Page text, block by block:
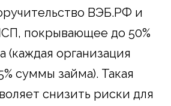
ВЭБ.РФ и
покрывающее до 50%
организация
суммы займа). Такая
снизить риски для